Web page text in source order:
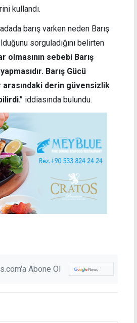
kullandı.
adada barış varken neden Barış
sorguladığını belirten
olmasının sebebi Barış
Barış Gücü
arasındaki derin güvensizlik
iddiasında bulundu.
Abone Ol